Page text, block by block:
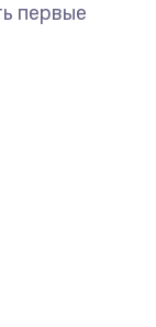
первые